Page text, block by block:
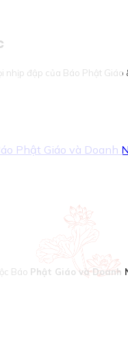
nhịp đập của Báo Phật Giáo
Phật Giáo và Doanh
Báo Phật Giáo và Doanh